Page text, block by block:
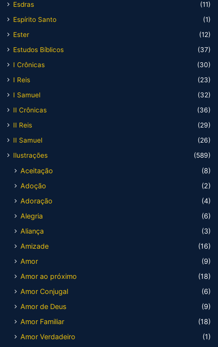
Esdras
(11)
Espírito Santo
(1)
Ester
(12)
Estudos Bíblicos
(37)
I Crônicas
(30)
I Reis
(23)
I Samuel
(32)
II Crônicas
(36)
II Reis
(29)
II Samuel
(26)
Ilustrações
(589)
Aceitação
(8)
Adoção
(2)
Adoração
(4)
Alegria
(6)
Aliança
(3)
Amizade
(16)
Amor
(9)
Amor ao próximo
(18)
Amor Conjugal
(6)
Amor de Deus
(9)
Amor Familiar
(18)
Amor Verdadeiro
(1)